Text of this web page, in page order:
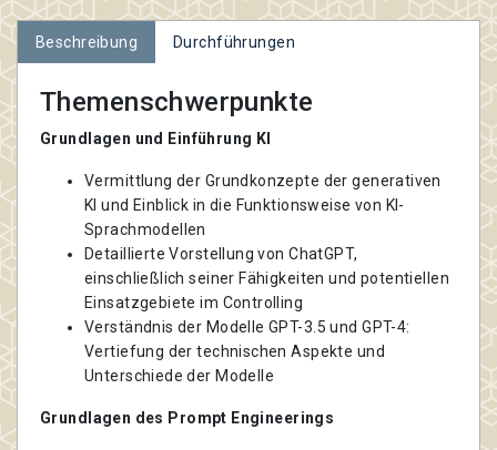
Beschreibung Durchführungen
Themenschwerpunkte
Grundlagen und Einführung KI
Vermittlung der Grundkonzepte der generativen
KI und Einblick in die Funktionsweise von KI-
Sprachmodellen
Detaillierte Vorstellung von ChatGPT,
einschließlich seiner Fähigkeiten und potentiellen
Einsatzgebiete im Controlling
Verständnis der Modelle GPT-3.5 und GPT-4:
Vertiefung der technischen Aspekte und
Unterschiede der Modelle
Grundlagen des Prompt Engineerings